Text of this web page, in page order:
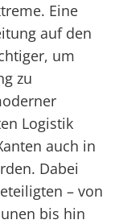
Eine
auf den
um
zu
Logistik
auch in
Dabei
– von
bis hin